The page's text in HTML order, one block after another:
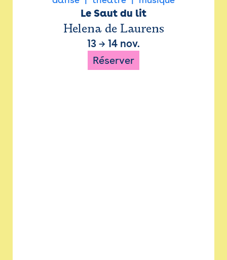
Le Saut du lit
Helena de Laurens
13 → 14 nov.
Réserver